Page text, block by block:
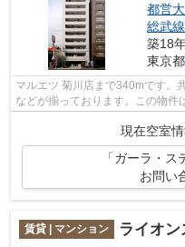
都営
総武線
築18
東京都
マルエツ 菊川店まで340mです。
などが揃っております。この物件
現在空室情
「ガーラ・
お問い
賃貸 | マンション ライオンズ